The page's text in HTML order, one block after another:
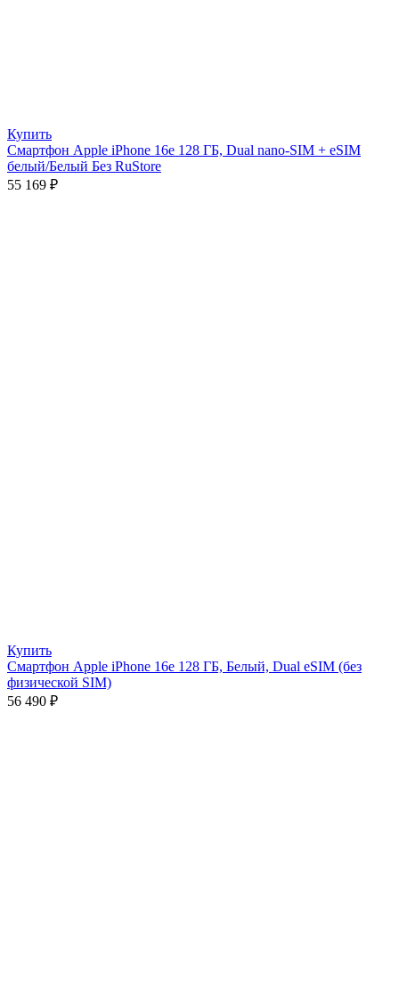
Купить
Смартфон Apple iPhone 16e 128 ГБ, Dual nano-SIM + eSIM
белый/Белый Без RuStore
55 169 ₽
Купить
Смартфон Apple iPhone 16e 128 ГБ, Белый, Dual eSIM (без
физической SIM)
56 490 ₽